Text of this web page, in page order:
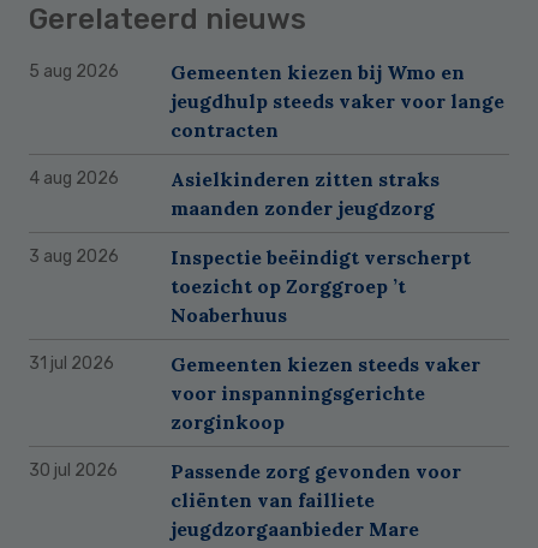
Gerelateerd nieuws
5 aug 2026
Gemeenten kiezen bij Wmo en
jeugdhulp steeds vaker voor lange
contracten
4 aug 2026
Asielkinderen zitten straks
maanden zonder jeugdzorg
3 aug 2026
Inspectie beëindigt verscherpt
toezicht op Zorggroep ’t
Noaberhuus
31 jul 2026
Gemeenten kiezen steeds vaker
voor inspanningsgerichte
zorginkoop
30 jul 2026
Passende zorg gevonden voor
cliënten van failliete
jeugdzorgaanbieder Mare